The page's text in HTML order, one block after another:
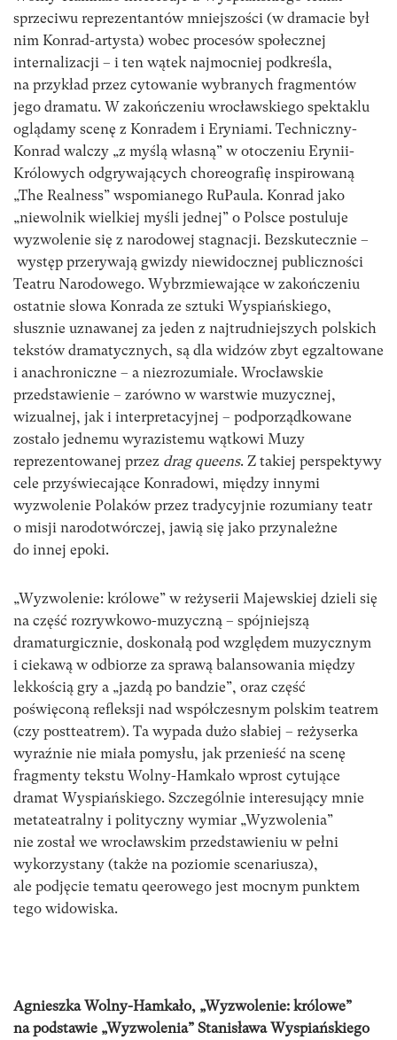
sprzeciwu reprezentantów mniejszości (w dramacie był
nim Konrad-artysta) wobec procesów społecznej
internalizacji – i ten wątek najmocniej podkreśla,
na przykład przez cytowanie wybranych fragmentów
jego dramatu. W zakończeniu wrocławskiego spektaklu
oglądamy scenę z Konradem i Eryniami. Techniczny-
Konrad walczy „z myślą własną” w otoczeniu Erynii-
Królowych odgrywających choreografię inspirowaną
„The Realness” wspomianego RuPaula. Konrad jako
„niewolnik wielkiej myśli jednej” o Polsce postuluje
wyzwolenie się z narodowej stagnacji. Bezskutecznie –
występ przerywają gwizdy niewidocznej publiczności
Teatru Narodowego. Wybrzmiewające w zakończeniu
ostatnie słowa Konrada ze sztuki Wyspiańskiego,
słusznie uznawanej za jeden z najtrudniejszych polskich
tekstów dramatycznych, są dla widzów zbyt egzaltowane
i anachroniczne – a niezrozumiałe. Wrocławskie
przedstawienie – zarówno w warstwie muzycznej,
wizualnej, jak i interpretacyjnej – podporządkowane
zostało jednemu wyrazistemu wątkowi Muzy
reprezentowanej przez drag queens. Z takiej perspektywy
cele przyświecające Konradowi, między innymi
wyzwolenie Polaków przez tradycyjnie rozumiany teatr
o misji narodotwórczej, jawią się jako przynależne
do innej epoki.
„Wyzwolenie: królowe” w reżyserii Majewskiej dzieli się
na część rozrywkowo-muzyczną – spójniejszą
dramaturgicznie, doskonałą pod względem muzycznym
i ciekawą w odbiorze za sprawą balansowania między
lekkością gry a „jazdą po bandzie”, oraz część
poświęconą refleksji nad współczesnym polskim teatrem
(czy postteatrem). Ta wypada dużo słabiej – reżyserka
wyraźnie nie miała pomysłu, jak przenieść na scenę
fragmenty tekstu Wolny-Hamkało wprost cytujące
dramat Wyspiańskiego. Szczególnie interesujący mnie
metateatralny i polityczny wymiar „Wyzwolenia”
nie został we wrocławskim przedstawieniu w pełni
wykorzystany (także na poziomie scenariusza),
ale podjęcie tematu qeerowego jest mocnym punktem
tego widowiska.
Agnieszka Wolny-Hamkało, „Wyzwolenie: królowe”
na podstawie „Wyzwolenia” Stanisława Wyspiańskiego